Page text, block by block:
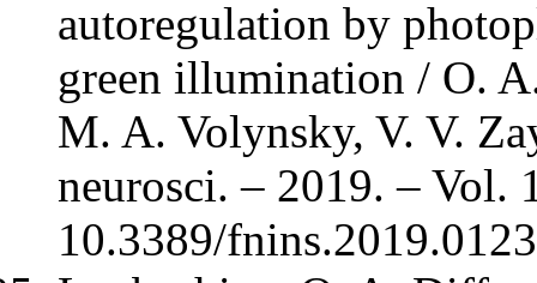
autoregulation by
green illumination / O.
M. A. Volynsky, V. V.
neurosci. – 2019. – Vol.
10.3389/